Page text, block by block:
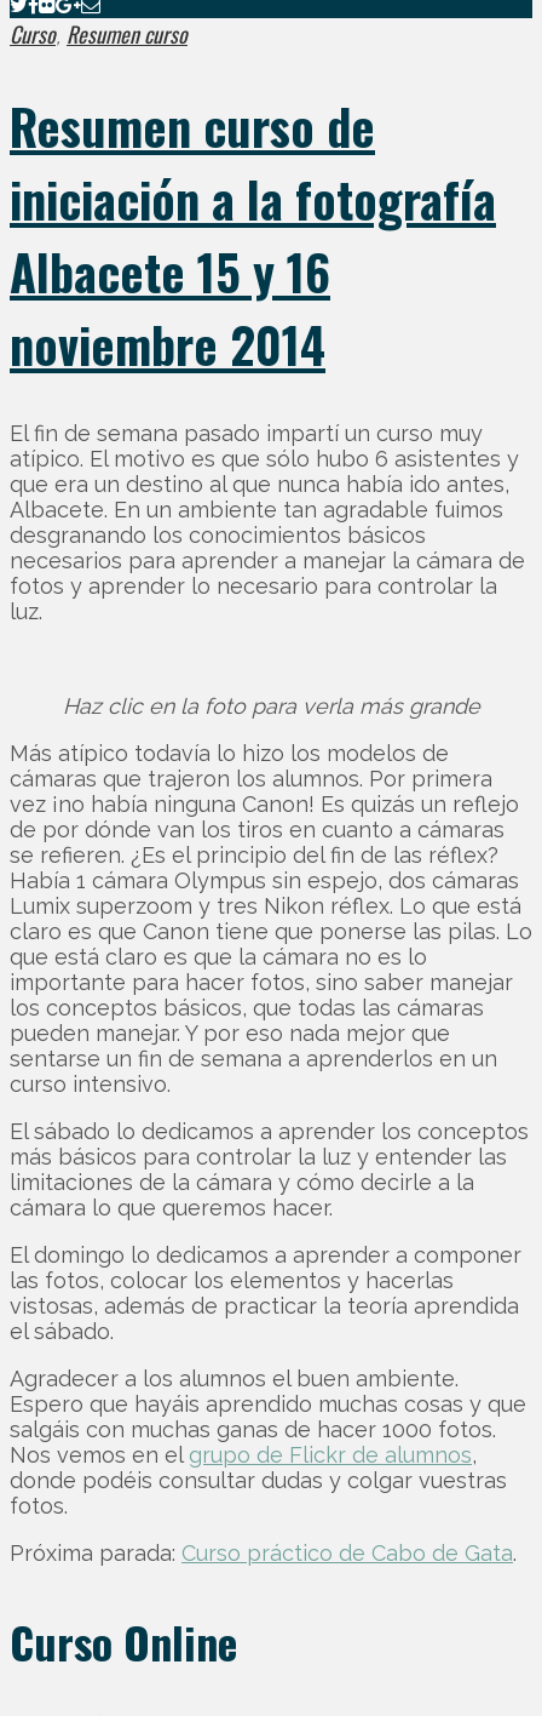
Curso, Resumen curso
Resumen curso de
iniciación a la fotografía
Albacete 15 y 16
noviembre 2014
El fin de semana pasado impartí un curso muy
atípico. El motivo es que sólo hubo 6 asistentes y
que era un destino al que nunca había ido antes,
Albacete. En un ambiente tan agradable fuimos
desgranando los conocimientos básicos
necesarios para aprender a manejar la cámara de
fotos y aprender lo necesario para controlar la
luz.
Haz clic en la foto para verla más grande
Más atípico todavía lo hizo los modelos de
cámaras que trajeron los alumnos. Por primera
vez ¡no había ninguna Canon! Es quizás un reflejo
de por dónde van los tiros en cuanto a cámaras
se refieren. ¿Es el principio del fin de las réflex?
Había 1 cámara Olympus sin espejo, dos cámaras
Lumix superzoom y tres Nikon réflex. Lo que está
claro es que Canon tiene que ponerse las pilas. Lo
que está claro es que la cámara no es lo
importante para hacer fotos, sino saber manejar
los conceptos básicos, que todas las cámaras
pueden manejar. Y por eso nada mejor que
sentarse un fin de semana a aprenderlos en un
curso intensivo.
El sábado lo dedicamos a aprender los conceptos
más básicos para controlar la luz y entender las
limitaciones de la cámara y cómo decirle a la
cámara lo que queremos hacer.
El domingo lo dedicamos a aprender a componer
las fotos, colocar los elementos y hacerlas
vistosas, además de practicar la teoría aprendida
el sábado.
Agradecer a los alumnos el buen ambiente.
Espero que hayáis aprendido muchas cosas y que
salgáis con muchas ganas de hacer 1000 fotos.
Nos vemos en elgrupo de Flickr de alumnos,
donde podéis consultar dudas y colgar vuestras
fotos.
Próxima parada: Curso práctico de Cabo de Gata.
Curso Online